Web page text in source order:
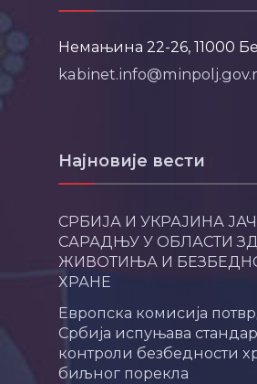
Немањина 22-26, 11000
Најновије вести
СРБИЈА И УКРАЈИНА
САРАДЊУ У ОБЛАСТИ
ЖИВОТИЊА И
ХРАНЕ
Европска комисија
Србија испуњава
контроли безбедности
биљног порекла